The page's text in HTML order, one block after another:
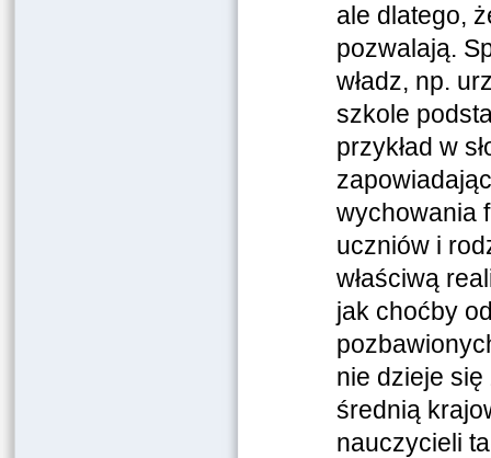
ale dlatego,
pozwalają.
władz, np.
szkole
przykład w
wychowania
uczniów i
właściwą
jak choćby
nie dzieje się
średnią
nauczycieli